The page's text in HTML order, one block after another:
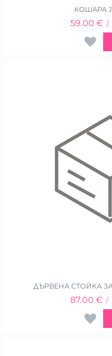
КОШАРА
59.00 € /
ДЪРВЕНА СТОЙКА
87.00 € /